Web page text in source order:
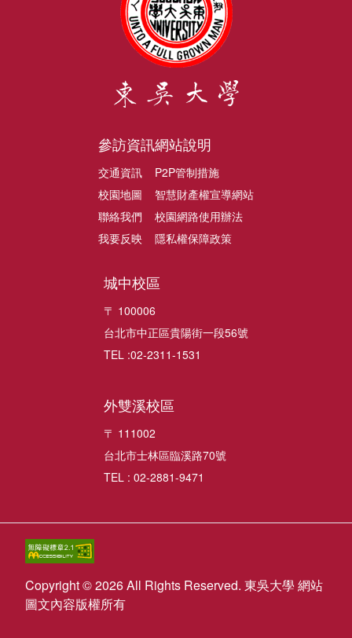
參訪資訊
交通資訊
校園地圖
聯絡我們
我要反映
網站說明
P2P管制措施
智慧財產權宣導網站
校園網路使用辦法
隱私權保障政策
城中校區
〒 100006
台北市中正區貴陽街一段56號
TEL :02-2311-1531
外雙溪校區
〒 111002
台北市士林區臨溪路70號
TEL : 02-2881-9471
Copyright © 2026 All Rights Reserved. 東吳大學 網站
圖文內容版權所有